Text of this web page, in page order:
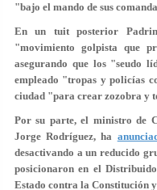
"bajo el mando de sus
En un tuit posterior
"movimiento golpista que
asegurando que los "seudo
empleado "tropas y policías
ciudad "para crear zozobra y
Por su parte, el ministro de
Jorge Rodríguez, ha
desactivando a un reducido
posicionaron en el
Estado contra la Constitución